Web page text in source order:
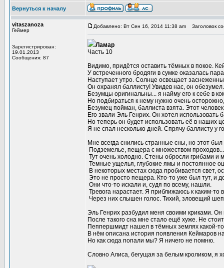
Вернуться к началу
vitaszanoza
Геймер
Зарегистрирован:
19.01.2013
Сообщения: 87
Добавлено: Вт Сен 16, 2014 11:38 am Заголовок
Ламар
Часть 10
Видимо, придётся оставить тёмных в покое.
У встреченного бродяги в сумке оказалась
Наступает утро. Солнце освещает
Он охранял баллисту! Увидев нас, он
Безумцы оригинальны... я найму его к себе в
Но подбираться к нему нужно очень
Безумец пойман, баллиста взята. Этот
Его звали Эль Генрих. Он хотел использовать
Но теперь он будет использовать её в наших
Я не спал несколько дней. Спрячу баллисту у
Мне всегда снились странные сны, но этот был
Подземелье, пещера с множеством
Тут очень холодно. Стены обросли грибами и
Темные ущелья, глубокие ямы и постоянное
В некоторых местах сюда пробивается свет,
Это не просто пещера. Кто-то уже был тут, и
Они что-то искали и, судя по всему, нашли.
Тревога нарастает. Я приближаюсь к каким-
Через них слышен голос. Тихий, зловещий
Эль Генрих разбудил меня своими криками.
После такого сна мне стало ещё хуже. Не
Пеппершмидт нашел в тёмных землях какой-
В нём описана история появления Кеймаров
Но как сюда попали мы? Я ничего не помню.
Словно Алиса, бегущая за белым кроликом, я